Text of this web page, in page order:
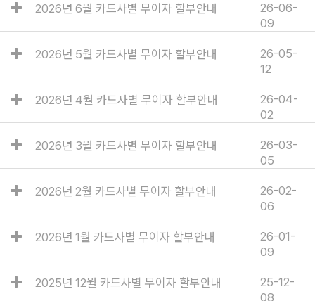
2026년 6월 카드사별 무이자 할부안내
26-06-
09
2026년 5월 카드사별 무이자 할부안내
26-05-
12
2026년 4월 카드사별 무이자 할부안내
26-04-
02
2026년 3월 카드사별 무이자 할부안내
26-03-
05
2026년 2월 카드사별 무이자 할부안내
26-02-
06
2026년 1월 카드사별 무이자 할부안내
26-01-
09
2025년 12월 카드사별 무이자 할부안내
25-12-
08